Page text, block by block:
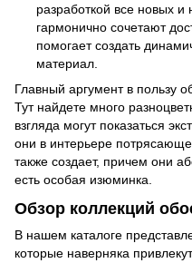
разработкой все новых
гармонично сочетают
помогает создать
материал.
Главный аргумент в пользу
Тут найдете много
взгляда могут показаться
они в интерьере
также создает, причем они
есть особая изюминка.
Обзор коллекций
В нашем каталоге
которые наверняка